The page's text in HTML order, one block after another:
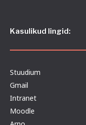
Kasulikud lingid:
Stuudium
Gmail
Intranet
Moodle